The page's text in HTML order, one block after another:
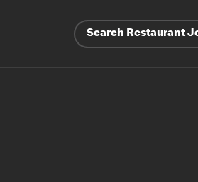
Search Restaurant